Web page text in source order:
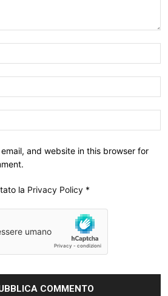
and website in this browser for
la Privacy Policy *